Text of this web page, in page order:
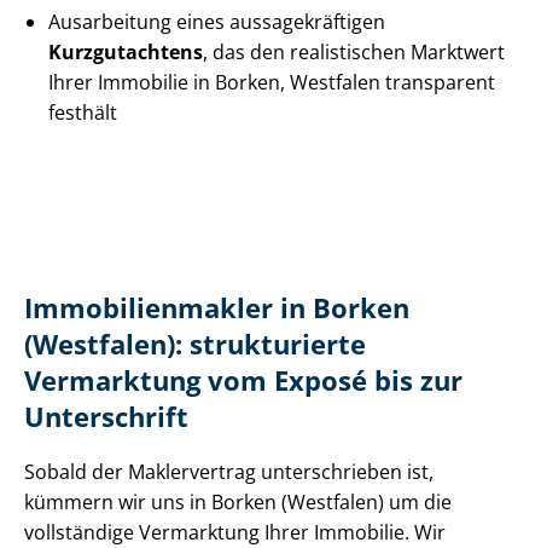
Ausarbeitung eines aus­sa­ge­kräf­ti­gen
Kurzgutachtens, das den realistischen Marktwert
Ihrer Immobilie in Borken, Westfalen transparent
festhält
Im­mo­bi­li­en­mak­ler in Borken
(Westfalen): strukturierte
Vermarktung vom Exposé bis zur
Unterschrift
Sobald der Maklervertrag unterschrieben ist,
kümmern wir uns in Borken (Westfalen) um die
vollständige Vermarktung Ihrer Immobilie. Wir